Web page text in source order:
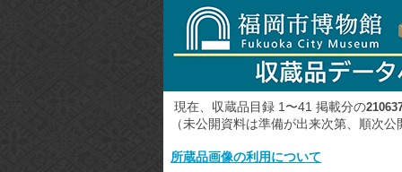
現在、収蔵品目録 1〜41 掲載分の
（未公開資料は準備が出来次第、順次
所蔵品画像の利用について